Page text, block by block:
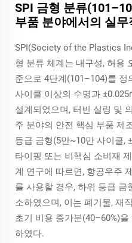
SPI 금형 분류
부품 분야에서의 실무
SPI(Society of the Plastics
형 분류 체계는 내구성, 허용
준으로 4단계(101–104)를
사이클 이상의 수명과
설계되었으며, 터빈 실링 및
주 분야의 안전 핵심 부품 제
등급 금형(5만~10만 사이클,
타이핑 또는 비핵심 소비재
계 연구에 따르면, 항공우주
를 사용할 경우, 하위 등급 금
소하였으며, 이는 폐기물, 재
초기 비용 증가분(40–60%)
하였다.